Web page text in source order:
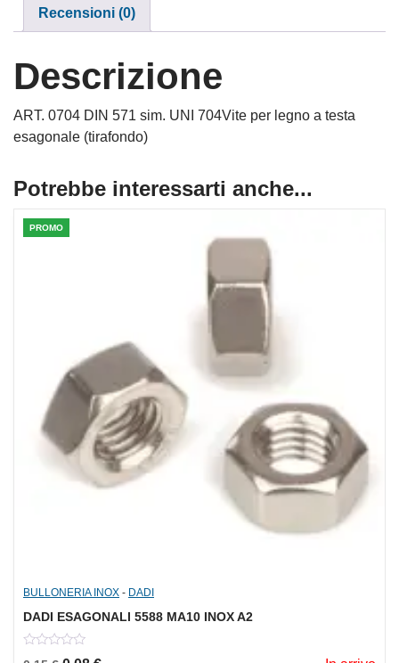
Recensioni (0)
Descrizione
ART. 0704 DIN 571 sim. UNI 704Vite per legno a testa
esagonale (tirafondo)
Potrebbe interessarti anche...
PROMO
BULLONERIA INOX - DADI
DADI ESAGONALI 5588 MA10 INOX A2